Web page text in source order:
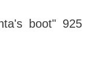
boot" 925